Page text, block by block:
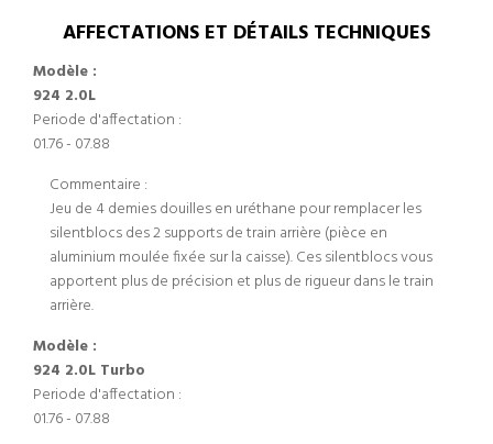
AFFECTATIONS ET DÉTAILS TECHNIQUES
Modèle :
924 2.0L
Periode d'affectation :
01.76 - 07.88
Commentaire :
Jeu de 4 demies douilles en uréthane pour remplacer les
silentblocs des 2 supports de train arrière (pièce en
aluminium moulée fixée sur la caisse). Ces silentblocs vous
apportent plus de précision et plus de rigueur dans le train
arrière.
Modèle :
924 2.0L Turbo
Periode d'affectation :
01.76 - 07.88